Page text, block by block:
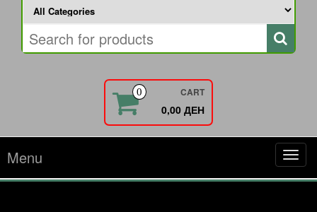
0 CART
0,00 ДЕН
Menu